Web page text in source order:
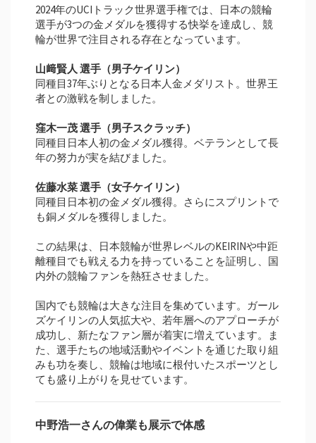
2024年のUCIトラック世界選手権では、日本の競輪
選手が3つの金メダルを獲得する快挙を達成し、競
輪が世界で注目される存在となっています。
山﨑賢人 選手（男子ケイリン）
同種目37年ぶりとなる日本人金メダリスト。世界王
者との激戦を制しました。
窪木一茂 選手（男子スクラッチ）
同種目日本人初の金メダル獲得。ベテランとして長
年の努力が実を結びました。
佐藤水菜 選手（女子ケイリン）
同種目日本初の金メダル獲得。さらにスプリントで
も銅メダルを獲得しました。
この結果は、日本競輪が世界レベルのKEIRINや中距
離種目でも戦える力を持っていることを証明し、国
内外の競輪ファンを熱狂させました。
国内でも競輪は大きな注目を集めています。ガール
ズケイリンの人気拡大や、若年層へのアプローチが
成功し、新たなファン層が着実に増えています。ま
た、選手たちの地域活動やイベントを通じた取り組
みも功を奏し、競輪は地域に根付いたスポーツとし
ても盛り上がりを見せています。
中野浩一さんの偉業も展示で体感